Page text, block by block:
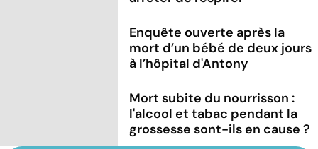
Enquête ouverte après la
mort d’un bébé de deux jours
à l’hôpital d'Antony
Mort subite du nourrisson :
l'alcool et tabac pendant la
grossesse sont-ils en cause ?